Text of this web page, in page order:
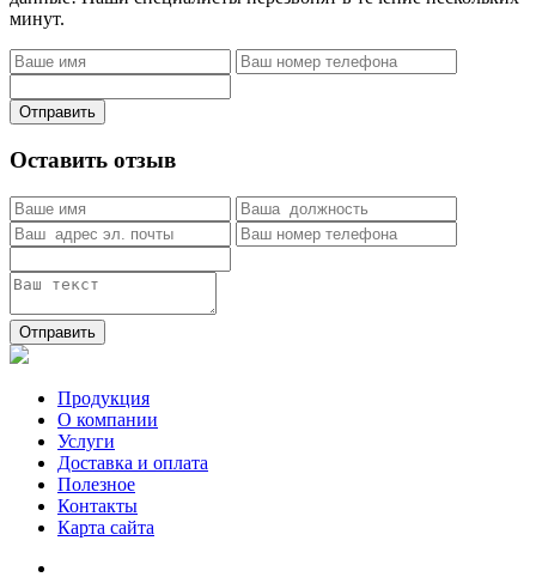
минут.
Отправить
Оставить отзыв
Отправить
Продукция
О компании
Услуги
Доставка и оплата
Полезное
Контакты
Карта сайта